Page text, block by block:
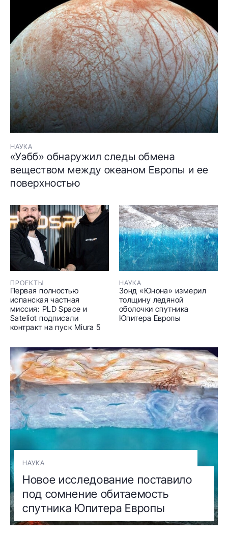
НАУКА
«Уэбб» обнаружил следы обмена
веществом между океаном Европы и ее
поверхностью
ПРОЕКТЫ
Первая полностью
испанская частная
миссия: PLD Space и
Sateliot подписали
контракт на пуск Miura 5
НАУКА
Зонд «Юнона» измерил
толщину ледяной
оболочки спутника
Юпитера Европы
НАУКА
Новое исследование поставило
под сомнение обитаемость
спутника Юпитера Европы